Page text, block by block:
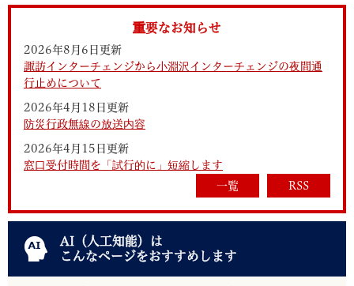
重要なお知らせ
2026年8月6日更新
諏訪インターチェンジから小淵沢インターチェンジの夜間通
行止めについて
2026年4月18日更新
防災行政無線の放送内容
2026年4月15日更新
窓口受付時間を「試行的に」短縮します
一覧
RSS
AI（人工知能）は
こんなページをおすすめします